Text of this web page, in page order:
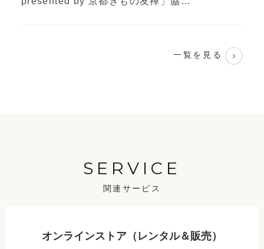
一覧を見る
SERVICE
関連サービス
オンラインストア（レンタル＆販売）